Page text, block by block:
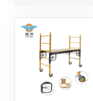
construcción